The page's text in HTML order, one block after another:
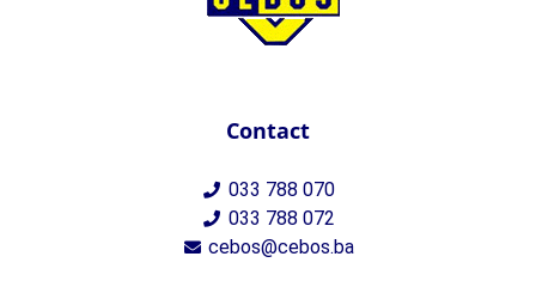
Contact
033 788 070
033 788 072
cebos@cebos.ba